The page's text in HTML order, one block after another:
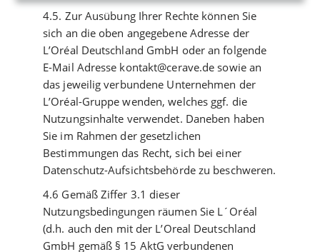
4.5. Zur Ausübung Ihrer Rechte können Sie
sich an die oben angegebene Adresse der
L’Oréal Deutschland GmbH oder an folgende
E-Mail Adresse kontakt@cerave.de sowie an
das jeweilig verbundene Unternehmen der
L’Oréal-Gruppe wenden, welches ggf. die
Nutzungsinhalte verwendet. Daneben haben
Sie im Rahmen der gesetzlichen
Bestimmungen das Recht, sich bei einer
Datenschutz-Aufsichtsbehörde zu beschweren.
4.6 Gemäß Ziffer 3.1 dieser
Nutzungsbedingungen räumen Sie L´Oréal
(d.h. auch den mit der L’Oreal Deutschland
GmbH gemäß § 15 AktG verbundenen